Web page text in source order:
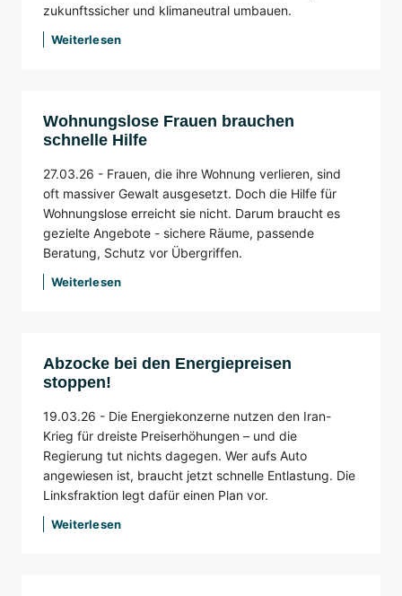
zukunftssicher und klimaneutral umbauen.
Weiterlesen
Wohnungslose Frauen brauchen
schnelle Hilfe
27.03.26 - Frauen, die ihre Wohnung verlieren, sind
oft massiver Gewalt ausgesetzt. Doch die Hilfe für
Wohnungslose erreicht sie nicht. Darum braucht es
gezielte Angebote - sichere Räume, passende
Beratung, Schutz vor Übergriffen.
Weiterlesen
Abzocke bei den Energiepreisen
stoppen!
19.03.26 - Die Energiekonzerne nutzen den Iran-
Krieg für dreiste Preiserhöhungen – und die
Regierung tut nichts dagegen. Wer aufs Auto
angewiesen ist, braucht jetzt schnelle Entlastung. Die
Linksfraktion legt dafür einen Plan vor.
Weiterlesen